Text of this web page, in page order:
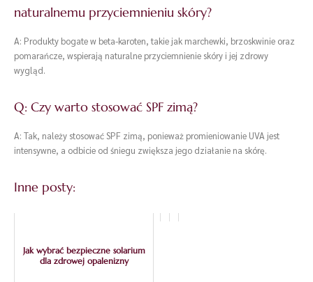
naturalnemu przyciemnieniu skóry?
A: Produkty bogate w beta-karoten, takie jak marchewki, brzoskwinie oraz
pomarańcze, wspierają naturalne przyciemnienie skóry i jej zdrowy
wygląd.
Q: Czy warto stosować SPF zimą?
A: Tak, należy stosować SPF zimą, ponieważ promieniowanie UVA jest
intensywne, a odbicie od śniegu zwiększa jego działanie na skórę.
Inne posty:
Jak wybrać bezpieczne solarium
dla zdrowej opalenizny